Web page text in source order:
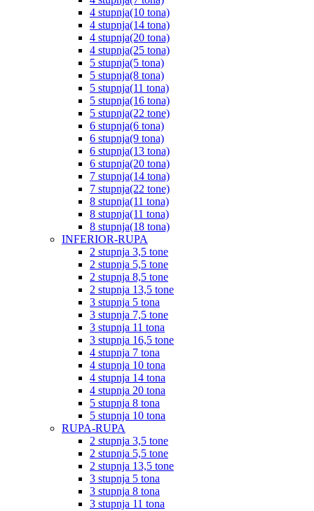
4 stupnja(10 tona)
4 stupnja(14 tona)
4 stupnja(20 tona)
4 stupnja(25 tona)
5 stupnja(5 tona)
5 stupnja(8 tona)
5 stupnja(11 tona)
5 stupnja(16 tona)
5 stupnja(22 tone)
6 stupnja(6 tona)
6 stupnja(9 tona)
6 stupnja(13 tona)
6 stupnja(20 tona)
7 stupnja(14 tona)
7 stupnja(22 tone)
8 stupnja(11 tona)
8 stupnja(11 tona)
8 stupnja(18 tona)
INFERIOR-RUPA
2 stupnja 3,5 tone
2 stupnja 5,5 tone
2 stupnja 8,5 tone
2 stupnja 13,5 tone
3 stupnja 5 tona
3 stupnja 7,5 tone
3 stupnja 11 tona
3 stupnja 16,5 tone
4 stupnja 7 tona
4 stupnja 10 tona
4 stupnja 14 tona
4 stupnja 20 tona
5 stupnja 8 tona
5 stupnja 10 tona
RUPA-RUPA
2 stupnja 3,5 tone
2 stupnja 5,5 tone
2 stupnja 13,5 tone
3 stupnja 5 tona
3 stupnja 8 tona
3 stupnja 11 tona